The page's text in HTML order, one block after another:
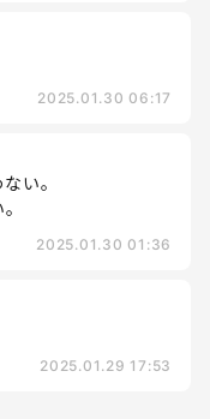
2025.01.30 06:17
い。
2025.01.30 01:36
2025.01.29 17:53